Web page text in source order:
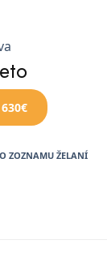
ZOZNAMU ŽELANÍ